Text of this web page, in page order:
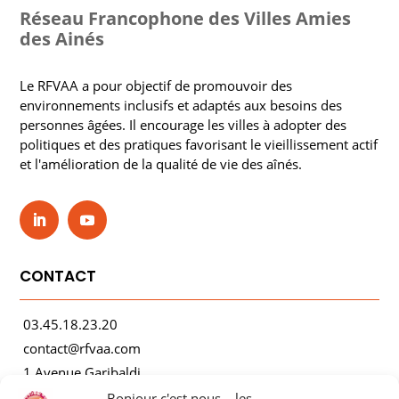
Réseau Francophone des Villes Amies
des Ainés
Le RFVAA a pour objectif de promouvoir des
environnements inclusifs et adaptés aux besoins des
personnes âgées. Il encourage les villes à adopter des
politiques et des pratiques favorisant le vieillissement actif
et l'amélioration de la qualité de vie des aînés.
CONTACT
03.45.18.23.20
contact@rfvaa.com
1 Avenue Garibaldi